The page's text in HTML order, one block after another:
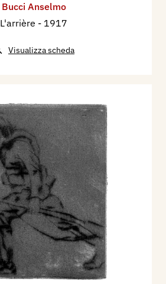
Bucci Anselmo
L'arrière - 1917
Visualizza scheda